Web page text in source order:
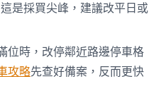
這是採買尖峰，建議改平日或
位時，改停鄰近路邊停車格
攻略先查好備案，反而更快